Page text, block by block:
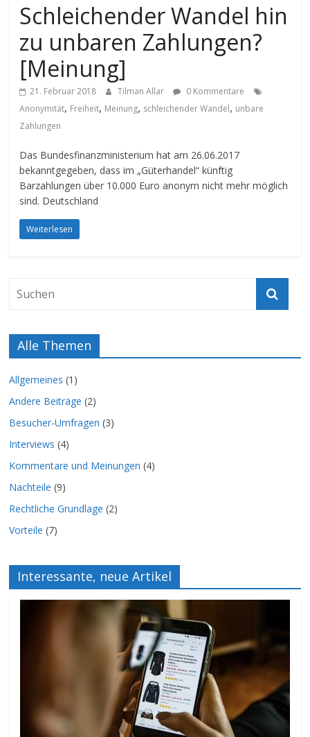
Schleichender Wandel hin
zu unbaren Zahlungen?
[Meinung]
21. Februar 2018 Tilman Allar
0 Kommentare
Anonymität, Freiheit, Meinung, schleichender Wandel, unbare
Zahlungen
Das Bundesfinanzministerium hat am 26.06.2017
bekanntgegeben, dass im „Güterhandel“ künftig
Barzahlungen über 10.000 Euro anonym nicht mehr möglich
sind. Deutschland
Weiterlesen
Alle Themen
Allgemeines (1)
Andere Beiträge (2)
Besucher-Umfragen (3)
Interviews (4)
Kommentare und Meinungen (4)
Nachteile (9)
Rechtliche Grundlage (2)
Vorteile (7)
Interessante, neue Artikel